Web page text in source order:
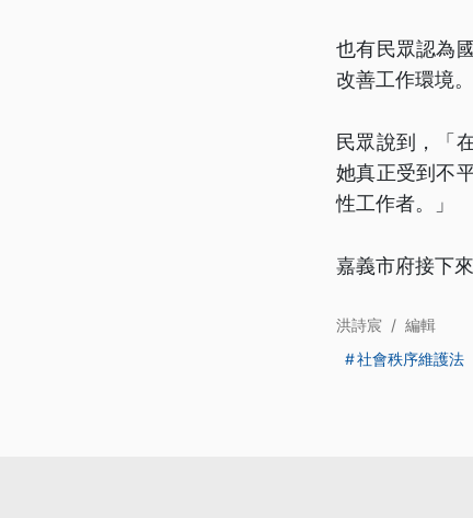
也有民眾認為
改善工作環境。
民眾說到，「
她真正受到不
性工作者。」
嘉義市府接下
洪詩宸 / 編輯
社會秩序維護法